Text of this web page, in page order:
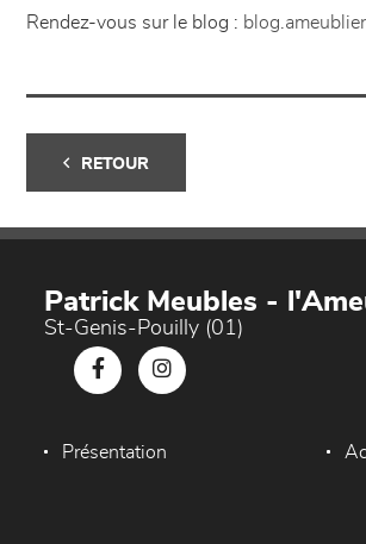
Rendez-vous sur le blog :
RETOUR
Patrick Meubles -
St-Genis-Pouilly (01)
Présentation